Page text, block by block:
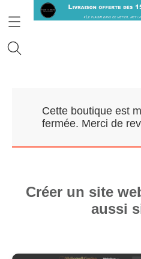
Nos
Cette boutique est
fermée. Merci de
Créer un site
aussi